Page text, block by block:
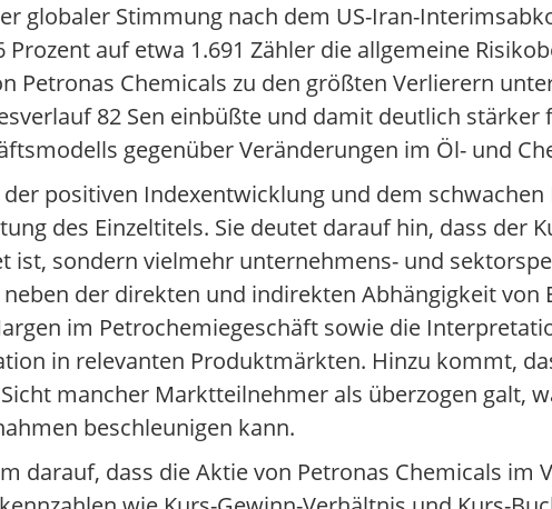
globaler Stimmung nach dem US-Iran-
auf etwa 1.691 Zähler die allgemeine
Petronas Chemicals zu den größten Verlierern
82 Sen einbüßte und damit deutlich
gegenüber Veränderungen im Öl- und
positiven Indexentwicklung und dem
des Einzeltitels. Sie deutet darauf hin, dass der
ist, sondern vielmehr unternehmens- und
der direkten und indirekten Abhängigkeit von
im Petrochemiegeschäft sowie die
in relevanten Produktmärkten. Hinzu kommt,
mancher Marktteilnehmer als überzogen galt,
beschleunigen kann.
darauf, dass die Aktie von Petronas Chemicals im